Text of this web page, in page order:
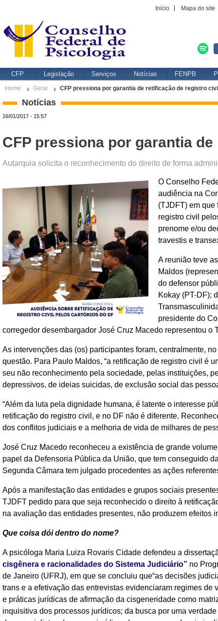
Início Mapa do site
CFP Legislação Serviços Notícias FENPB
Home Geral CFP pressiona por garantia de retificação de registro
Notícias
16/01/2017 - 15:57
CFP pressiona por garantia
Autarquia solicita o reconhecimento do direito de forma
O Conselho
audiência na
(TJDFT) em
registro civil
prenome e/ou
travestis e
A reunião teve
Maldos
do defensor
Kokay (PT-DF);
presidente do
corregedor desembargador José Cruz Macedo representou o
As intervenções das (os) participantes foram, centralmente,
questão. Para Paulo Maldos, “a retificação de registro civil é
seu não reconhecimento pela sociedade, pelas instituições,
depressivos, de ideias suicidas, de exclusão social das
“Além da luta pela dignidade humana, é latente o interesse
retificação do registro civil, e no DF não é diferente.
dos conflitos judiciais e a melhoria de vida de milhares de
José Cruz Macedo reconheceu a existência de grande
papel da Defensoria Pública da União, que tem conseguido
Segunda Câmara tem julgado procedentes as ações
Após a manifestação das entidades e grupos sociais
TJDFT pedido para que seja reconhecido o direito à
na avaliação das entidades presentes, não produzem efeitos
Que coisa dói dentro do nome?
A psicóloga Maria Luiza Rovaris Cidade defendeu a
cisgênera e racionalidades do Sistema Judiciário” no
de Janeiro (UFRJ), em que se concluiu que“as decisões
trans e a efetivação das entrevistas evidenciaram regimes
e práticas jurídicas de afirmação da cisgeneridade como
inquisitiva dos processos jurídicos; da busca por uma